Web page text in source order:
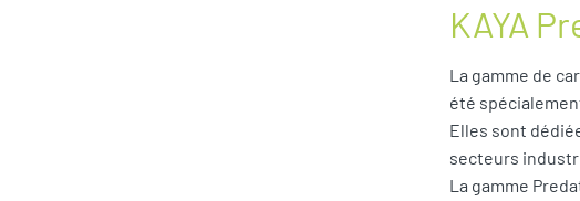
KAYA
La gamme de
été
Elles sont
secteurs
La gamme